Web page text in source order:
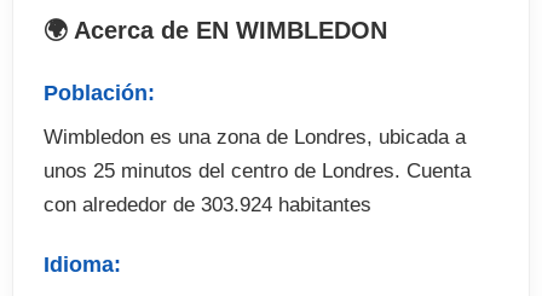
Tasas de exámenes en el curso (opcional)
Billetes de avión
Traslados desde y hasta el aeropuerto en destino
Seguro de viaje (opcional)
🌍 Acerca de EN WIMBLEDON
Población:
Wimbledon es una zona de Londres, ubicada a
unos 25 minutos del centro de Londres. Cuenta
con alrededor de 303.924 habitantes
Idioma: